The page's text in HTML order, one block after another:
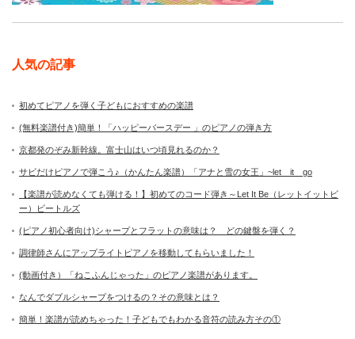
人気の記事
初めてピアノを弾く子どもにおすすめの楽譜
(無料楽譜付き)簡単！「ハッピーバースデー 」のピアノの弾き方
京都発のぞみ新幹線。富士山はいつ頃見れるのか？
サビだけピアノで弾こう♪（かんたん楽譜）「アナと雪の女王」~let it go
【楽譜が読めなくても弾ける！】初めてのコード弾き～Let It Be（レットイットビ
ー）ビートルズ
(ピアノ初心者向け)シャープとフラットの意味は？ どの鍵盤を弾く？
調律師さんにアップライトピアノを移動してもらいました！
(動画付き）「ねこふんじゃった」のピアノ楽譜があります。
なんでダブルシャープをつけるの？その意味とは？
簡単！楽譜が読めちゃった！子どもでもわかる音符の読み方その①